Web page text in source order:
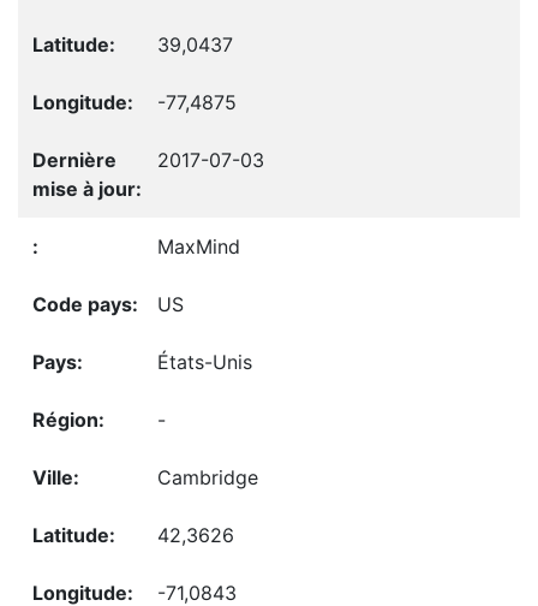
39,0437
-77,4875
2017-07-03
MaxMind
US
États-Unis
-
Cambridge
42,3626
-71,0843